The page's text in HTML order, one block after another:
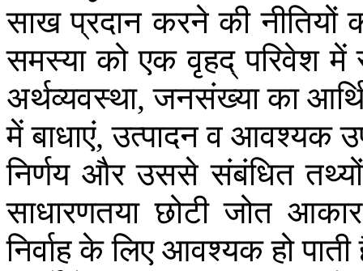
साख प्रदान करने की नीतियों
समस्या को एक वृहद् परिवेश में
अर्थव्यवस्था,जनसंख्या का
में बाधाएं,उत्पादन व आवश्यक
निर्णय और उससे संबंधित तथ्यों
साधारणतया छोटी जोत आकार
निर्वाह के लिए आवश्यक हो पाती